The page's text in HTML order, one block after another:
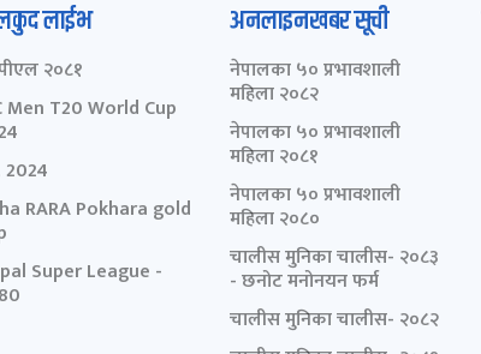
लाईभ
२०८१
Men T20 World Cup
2024
RARA Pokhara gold
Super League -
अनलाइनखबर सूची
नेपालका ५० प्रभावशाली
महिला २०८२
नेपालका ५० प्रभावशाली
महिला २०८१
नेपालका ५० प्रभावशाली
महिला २०८०
चालीस मुनिका चालीस- २०८३
- छनोट मनोनयन फर्म
चालीस मुनिका चालीस- २०८२